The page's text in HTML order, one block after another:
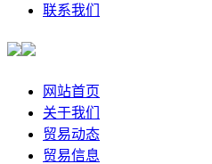
联系我们
网站首页
关于我们
贸易动态
贸易信息